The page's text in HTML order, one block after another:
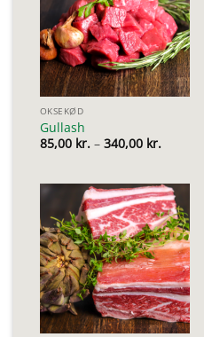
OKSEKØD
Gullash
85,00 kr. – 340,00 kr.
85,00